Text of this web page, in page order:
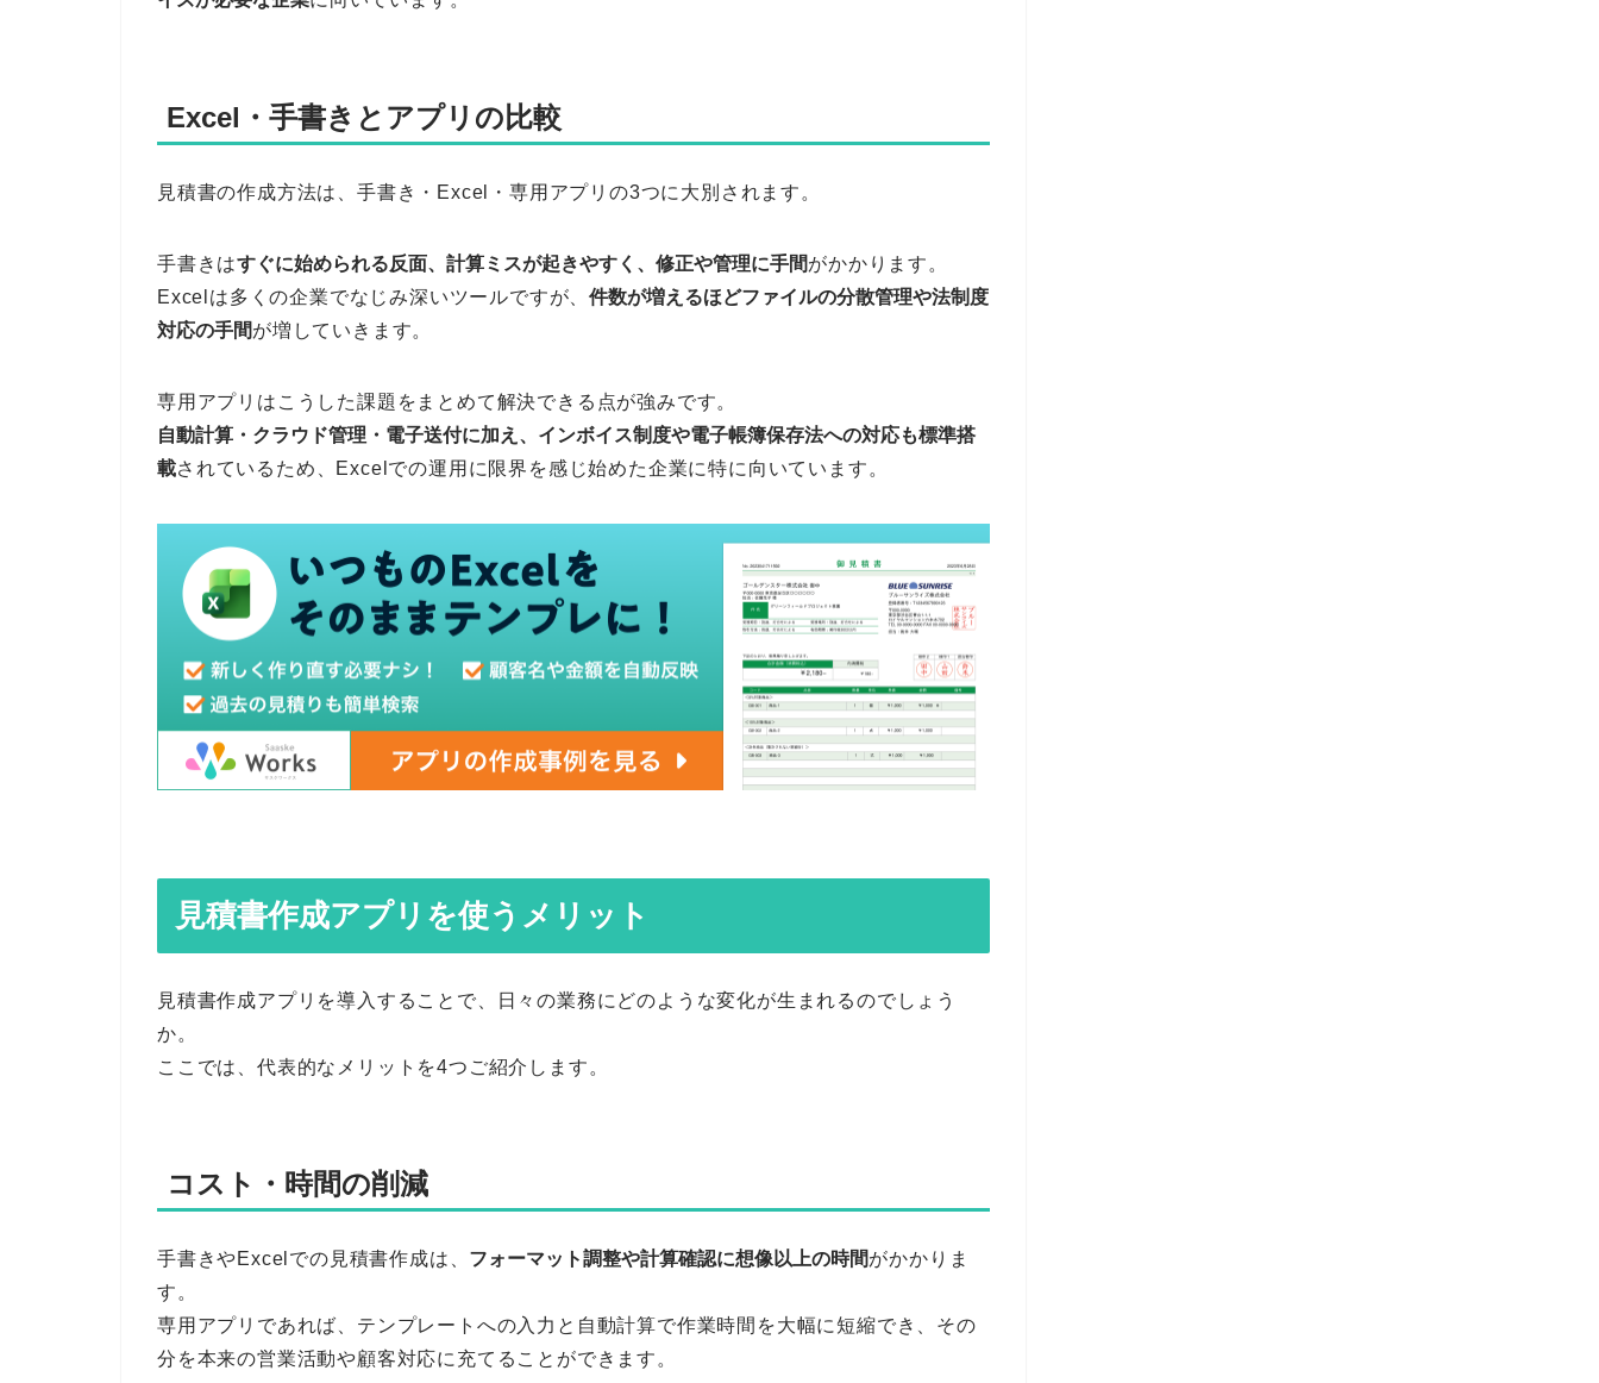
Excel・手書きとアプリの比較
見積書の作成方法は、手書き・Excel・専用アプリの3つに大別されます。
手書きはすぐに始められる反面、計算ミスが起きやすく、修正や管理に手間がかかります。
Excelは多くの企業でなじみ深いツールですが、件数が増えるほどファイルの分散管理や法制度
対応の手間が増していきます。
専用アプリはこうした課題をまとめて解決できる点が強みです。
自動計算・クラウド管理・電子送付に加え、インボイス制度や電子帳簿保存法への対応も標準搭
載されているため、Excelでの運用に限界を感じ始めた企業に特に向いています。
見積書作成アプリを使うメリット
見積書作成アプリを導入することで、日々の業務にどのような変化が生まれるのでしょう
か。
ここでは、代表的なメリットを4つご紹介します。
コスト・時間の削減
手書きやExcelでの見積書作成は、 フォーマット調整や計算確認に想像以上の時間がかかりま
す。
専用アプリであれば、テンプレートへの入力と自動計算で作業時間を大幅に短縮でき、その
分を本来の営業活動や顧客対応に充てることができます。